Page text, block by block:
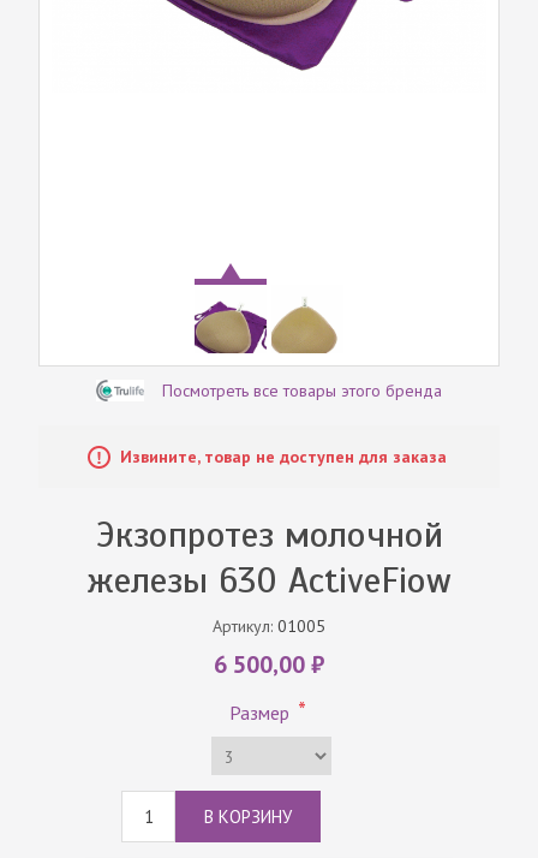
Посмотреть все товары этого бренда
Извините, товар не доступен для заказа
Экзопротез молочной
железы 630 ActiveFiow
Артикул: 01005
6 500,00 ₽
Размер *